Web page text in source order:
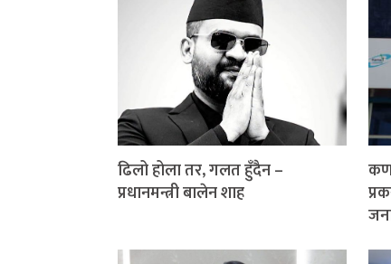
ढिलो होला तर, गलत हुँदैन –
प्रधानमन्त्री बालेन शाह